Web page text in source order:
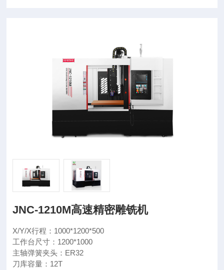
JNC-1210M高速精密雕铣机
X/Y/X行程：1000*1200*500
工作台尺寸：1200*1000
主轴弹簧夹头：ER32
刀库容量：12T